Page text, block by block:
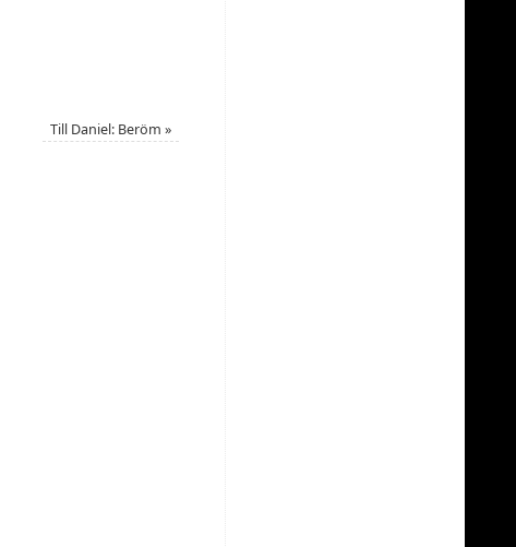
Till Daniel: Beröm »